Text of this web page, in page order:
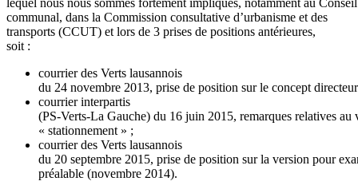
lequel nous nous sommes fortement impliqués, notamment au Conseil
communal, dans la Commission consultative d’urbanisme et des
transports (CCUT) et lors de 3 prises de positions antérieures,
soit :
courrier des Verts lausannois
du 24 novembre 2013, prise de position sur le concept
courrier interpartis
(PS-Verts-La Gauche) du 16 juin 2015, remarques relatives au
« stationnement » ;
courrier des Verts lausannois
du 20 septembre 2015, prise de position sur la version pour
préalable (novembre 2014).